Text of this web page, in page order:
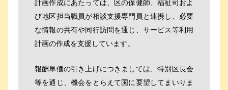
計画作成にあたっては、区の保健師、福祉司およ
び地区担当職員が相談支援専門員と連携し、必要
な情報の共有や同行訪問を通じ、サービス等利用
計画の作成を支援しています。
報酬単価の引き上げにつきましては、特別区長会
等を通じ、機会をとらえて国に要望してまいりま